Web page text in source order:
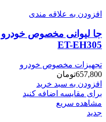
افزودن به علاقه مندی
ET-EH305
تجهیزات مخصوص خودرو
657,800تومان
افزودن به سبد خرید
برای مقایسه اضافه کنید
مشاهده سریع
جدید